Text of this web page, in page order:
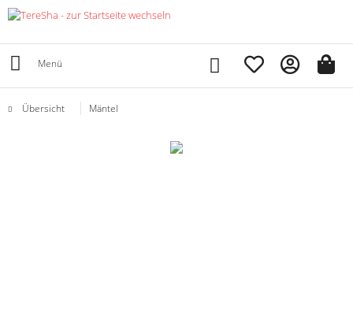
Menü
Übersicht Mäntel